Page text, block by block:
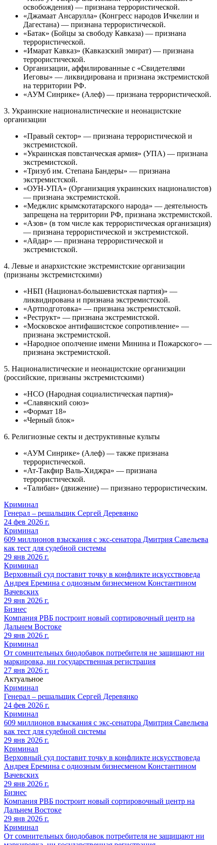
освобождения) — признана террористической.
«Джамаат Ансарулла» (Конгресс народов Ичкелии и
Дагестана) — признана террористической.
«Батак» (Бойцы за свободу Кавказа) — признана
террористической.
«Имарат Кавказ» (Кавказский эмират) — признана
террористической.
Организации, аффилированные с «Свидетелями
Иеговы» — ликвидирована и признана экстремистской
на территории РФ.
«АУМ Синрике» (Алеф) — признана террористической.
3. Украинские националистические и неонацистские
организации
«Правый сектор» — признана террористической и
экстремистской.
«Украинская повстанческая армия» (УПА) — признана
экстремистской.
«Тризуб им. Степана Бандеры» — признана
экстремистской.
«ОУН-УПА» (Организация украинских националистов)
— признана экстремистской.
«Меджлис крымскотатарского народа» — деятельность
запрещена на территории РФ, признана экстремистской.
«Азов» (в том числе как террористическая организация)
— признана террористической и экстремистской.
«Айдар» — признана террористической и
экстремистской.
4. Левые и анархистские экстремистские организации
(признаны экстремистскими)
«НБП (Национал-большевистская партия)» —
ликвидирована и признана экстремистской.
«Артподготовка» — признана экстремистской.
«Реструкт» — признана экстремистской.
«Московское антифашистское сопротивление» —
признана экстремистской.
«Народное ополчение имени Минина и Пожарского» —
признана экстремистской.
5. Националистические и неонацистские организации
(российские, признаны экстремистскими)
«НСО (Народная социалистическая партия)»
«Славянский союз»
«Формат 18»
«Черный блок»
6. Религиозные секты и деструктивные культы
«АУМ Синрике» (Алеф) — также признана
террористической.
«Ат-Такфир Валь-Хиджра» — признана
террористической.
«Талибан» (движение) — признано террористическим.
Криминал
Генерал – решальщик Сергей Деревянко
24 фев 2026 г.
Криминал
609 миллионов взыскания с экс-сенатора Дмитрия Савельева
как тест для судебной системы
29 янв 2026 г.
Криминал
Верховный суд поставит точку в конфликте искусствоведа
Андрея Еремина с одиозным бизнесменом Константином
Вачевских
29 янв 2026 г.
Бизнес
Компания РВБ построит новый сортировочный центр на
Дальнем Востоке
29 янв 2026 г.
Криминал
От сомнительных биодобавок потребителя не защищают ни
маркировка, ни государственная регистрация
27 янв 2026 г.
Актуальное
Криминал
Генерал – решальщик Сергей Деревянко
24 фев 2026 г.
Криминал
609 миллионов взыскания с экс-сенатора Дмитрия Савельева
как тест для судебной системы
29 янв 2026 г.
Криминал
Верховный суд поставит точку в конфликте искусствоведа
Андрея Еремина с одиозным бизнесменом Константином
Вачевских
29 янв 2026 г.
Бизнес
Компания РВБ построит новый сортировочный центр на
Дальнем Востоке
29 янв 2026 г.
Криминал
От сомнительных биодобавок потребителя не защищают ни